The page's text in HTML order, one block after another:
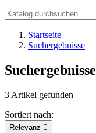
Startseite
Suchergebnisse
Suchergebnisse
3 Artikel gefunden
Sortiert nach:
Relevanz 